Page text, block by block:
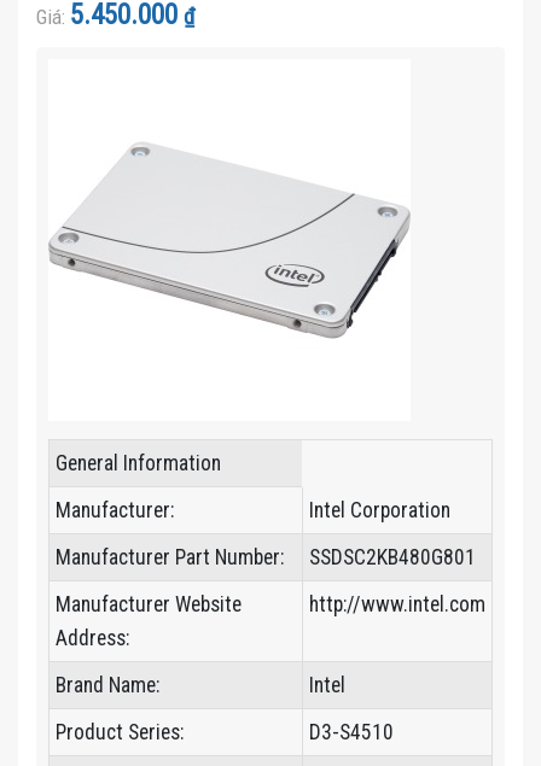
hạng4.1
Giá: 5.450.000 ₫
General Information
Manufacturer:
Intel Corporation
Manufacturer Part Number:
SSDSC2KB480G801
Manufacturer Website
Address:
http://www.intel.com
Brand Name:
Intel
Product Series:
D3-S4510